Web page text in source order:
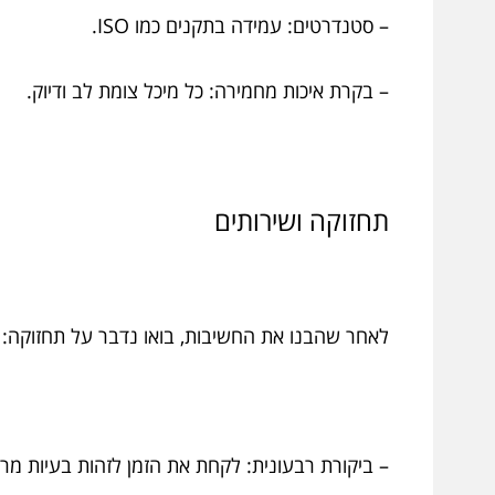
– סטנדרטים: עמידה בתקנים כמו ISO.
– בקרת איכות מחמירה: כל מיכל צומת לב ודיוק.
תחזוקה ושירותים
לאחר שהבנו את החשיבות, בואו נדבר על תחזוקה:
– ביקורת רבעונית: לקחת את הזמן לזהות בעיות